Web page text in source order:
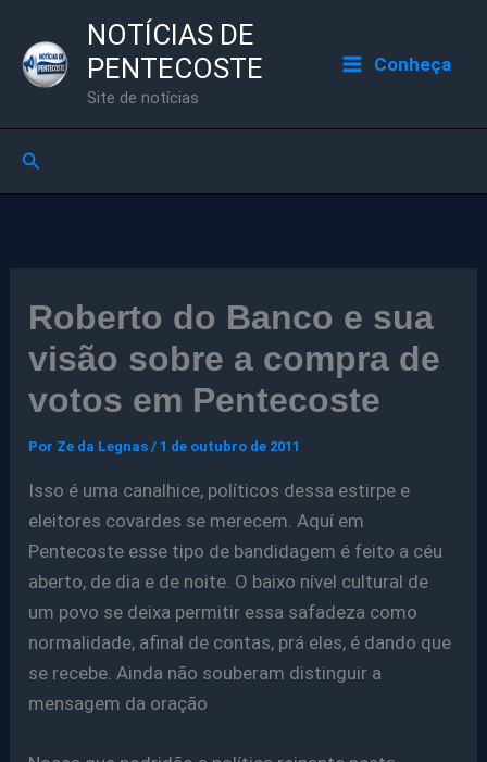
para
NOTÍCIAS DE
PENTECOSTE
Site de notícias
Conheça
Pesquisar
Roberto do Banco e sua
visão sobre a compra de
votos em Pentecoste
Por Ze da Legnas/ 1 de outubro de 2011
Isso é uma canalhice, políticos dessa estirpe e
eleitores covardes se merecem. Aquí em
Pentecoste esse tipo de bandidagem é feito a céu
aberto, de dia e de noite. O baixo nível cultural de
um povo se deixa permitir essa safadeza como
normalidade, afinal de contas, prá eles, é dando que
se recebe. Ainda não souberam distinguir a
mensagem da oração